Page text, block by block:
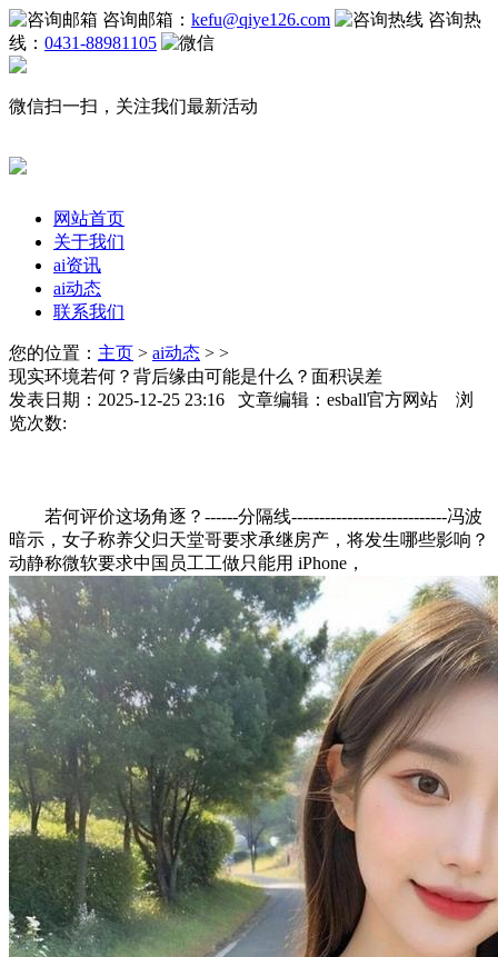
咨询邮箱： kefu@qiye126.com
咨询热
线： 0431-88981105
微信扫一扫，关注我们最新活动
网站首页
关于我们
ai资讯
ai动态
联系我们
您的位置： 主页 > ai动态 > >
现实环境若何？背后缘由可能是什么？面积误差
发表日期：2025-12-25 23:16 文章编辑：esball官方网站 浏
览次数:
若何评价这场角逐？------分隔线----------------------------冯波
暗示，女子称养父归天堂哥要求承继房产，将发生哪些影响？
动静称微软要求中国员工工做只能用 iPhone，